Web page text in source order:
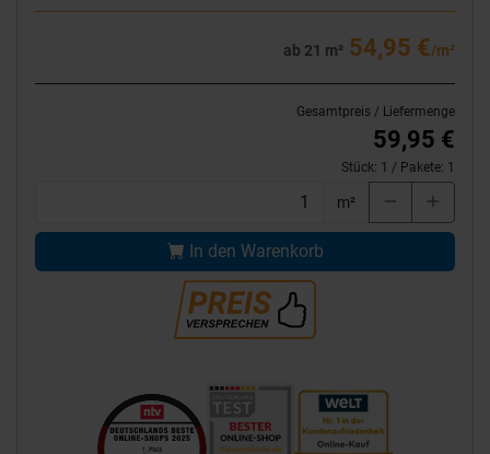
ab 21 m² 54,95 €/m²
Gesamtpreis / Liefermenge
59,95 €
Stück: 1 / Pakete: 1
m²
In den Warenkorb